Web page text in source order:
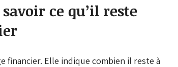
ce qu’il reste
financier. Elle indique combien il reste à